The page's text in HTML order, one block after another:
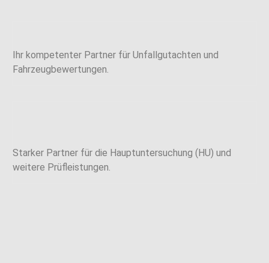
Ihr kompetenter Partner für Unfallgutachten und
Fahrzeugbewertungen.
Starker Partner für die Hauptuntersuchung (HU) und
weitere Prüfleistungen.